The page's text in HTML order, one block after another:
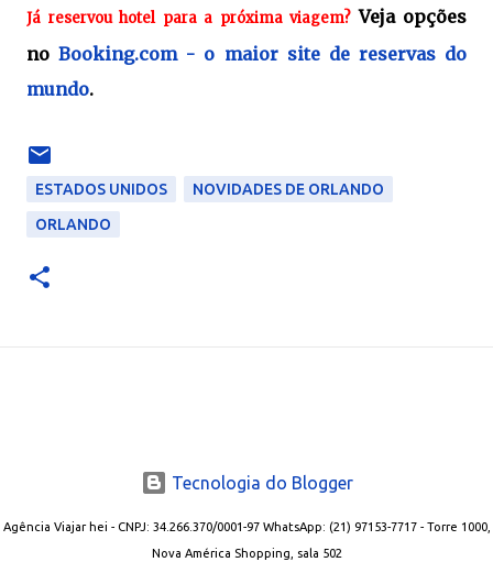
Já reservou hotel para a próxima viagem? Veja opções
noBooking.com - o maior site de reservas do
mundo.
ESTADOS UNIDOS
NOVIDADES DE ORLANDO
ORLANDO
Tecnologia do Blogger
Agência Viajar hei - CNPJ: 34.266.370/0001-97 WhatsApp: (21) 97153-7717 - Torre 1000,
Nova América Shopping, sala 502